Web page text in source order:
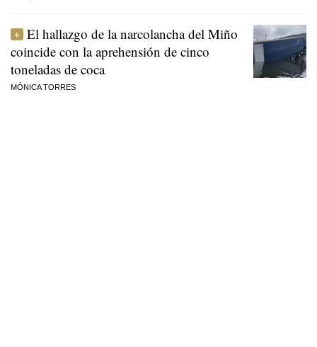
El hallazgo de la narcolancha del Miño
coincide con la aprehensión de cinco
toneladas de coca
MÓNICA TORRES